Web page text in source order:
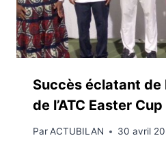
Succès éclatant de
de l’ATC Easter Cup
ParACTUBILAN 30 avril